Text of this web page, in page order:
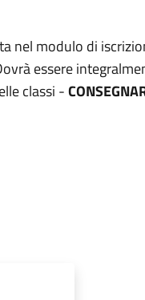
nel modulo di
essere
classi -